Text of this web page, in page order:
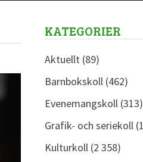
KATEGORIER
Aktuellt(89)
Barnbokskoll(462)
Evenemangskoll(313)
Grafik- och seriekoll
Kulturkoll(2 358)